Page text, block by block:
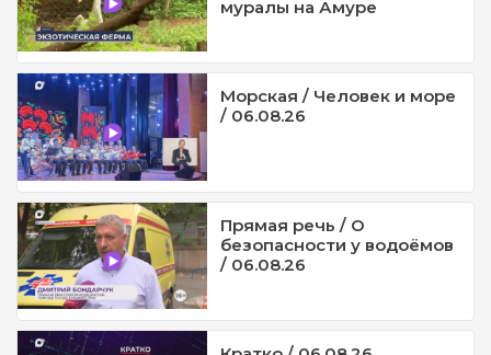
муралы на Амуре
Морская / Человек и море
/ 06.08.26
Прямая речь / О
безопасности у водоёмов
/ 06.08.26